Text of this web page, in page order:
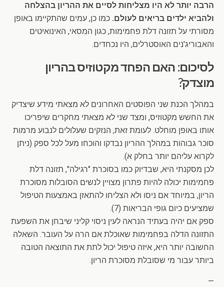
הרבה יותר לא היו מצליחות לסיים את ההריון בהצלחה
ולהביא ילדים בריאים לעולם. כמו כן, עמים שהתקיימו באופן
מסורתי על תזונה דלת פחמימות, כגון המסאי, האינואיטים
והאבוריג'נים האוסטרלים, היו נכחדים.
לסיכום: האם הפחד מקטוזיס בהריון
מוצדק?
במהלך הכנת שני הפוסטים האחרונים לא מצאתי מידע שיצדיק
את החשש מקטוזיס, ומצד שני לא מצאתי מחקרים שיפריכו
אותו באופן מוחלט. לעומת זאת, הנזקים שעלולים לנבוע מרמות
סוכר גבוהות במהלך ההריון נבדקו והוכחו מעל לכל ספק (ניתן
לקרוא עליהם יותר בחלק א).
לכן מסקנתי היא, שבדיוק כמו בסוכרת "רגילה", תזונה דלת
פחמימות יכולה להיות פתרון מצויין לנשים הסובלות מסוכרת
הריון, במיוחד אם ניסו ולא הצליחו להתאזן באמצעות הטיפול
שמציעים כיום גופי הבריאות (7).
ספק אם יהיה בעתיד הנראה לעין ניסוי קליני שיבחן את השפעת
התזונה הדלה בפחמימות שאוכלת אם הרה על העובר. השאלה
החשובה יותר היא, איזה טיפול יכול לתת את התוצאה הטובה
ביותר עבור מי שסובלת מסוכרת הריון.
—